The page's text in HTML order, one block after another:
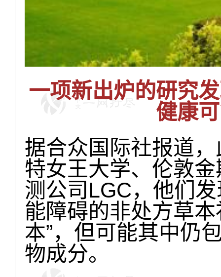
一项新出炉的研究
健康
据合众国际社报道
特女王大学、伦敦
测公司LGC，他们
能障碍的非处方草
本”，但可能其中仍
物成分。